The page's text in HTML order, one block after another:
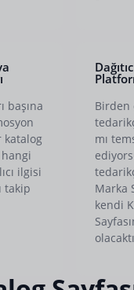
başına
katalog
ilgisi
takip
Birden
mı
Marka
kendi